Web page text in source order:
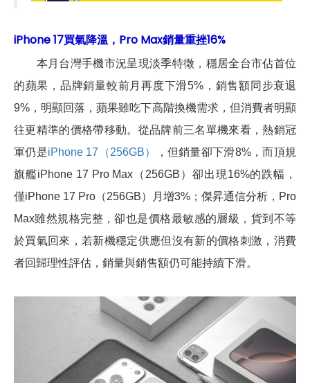
iPhone 17買氣降溫，Pro Max銷量重挫16%
本月台灣手機市況呈現淡季特徵，穩居全台市佔首位
的蘋果，品牌銷量較前月再度下滑5%，銷售額同步衰退
9%，明顯回落，蘋果雖吃下高階換機需求，但消費者明顯
往更精準的價格帶移動。從品牌前三名單機來看，熱銷冠
軍仍是iPhone 17（256GB）
，但銷量卻下滑8%，而頂規
旗艦iPhone 17 Pro Max（256GB）卻出現16%的跌幅，
僅iPhone 17 Pro（256GB）月增3%；傑昇通信分析，Pro
Max雖然規格完整，卻也是價格最敏感的層級，貨到不等
於買氣回來，若新機穩定供應但沒有新的價格刺激，消費
者回歸理性評估，銷量與銷售額仍可能持續下滑。